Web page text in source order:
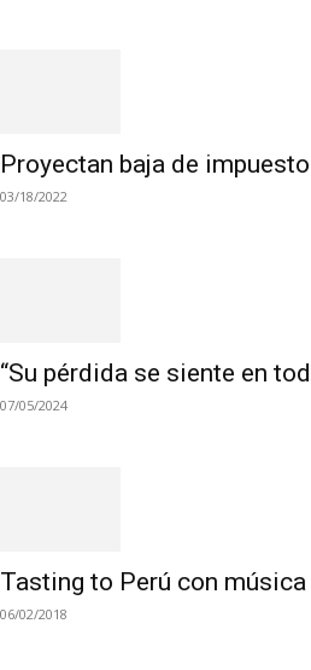
Proyectan baja de
03/18/2022
“Su pérdida se siente en
07/05/2024
Tasting to Perú con música
06/02/2018